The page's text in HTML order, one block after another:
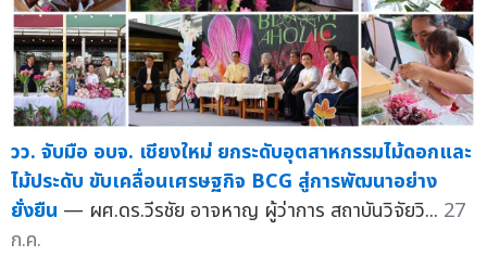
วว. จับมือ อบจ. เชียงใหม่ ยกระดับอุตสาหกรรมไม้ดอกและ
ไม้ประดับ ขับเคลื่อนเศรษฐกิจ BCG สู่การพัฒนาอย่าง
ยั่งยืน — ผศ.ดร.วีรชัย อาจหาญ ผู้ว่าการ สถาบันวิจัยวิ... 27
ก.ค.